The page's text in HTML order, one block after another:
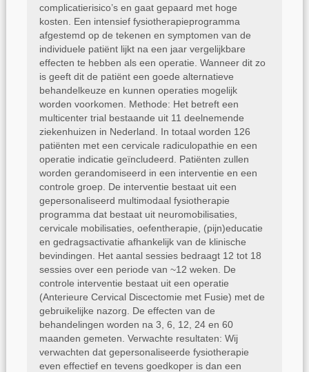
complicatierisico’s en gaat gepaard met hoge
kosten. Een intensief fysiotherapieprogramma
afgestemd op de tekenen en symptomen van de
individuele patiënt lijkt na een jaar vergelijkbare
effecten te hebben als een operatie. Wanneer dit zo
is geeft dit de patiënt een goede alternatieve
behandelkeuze en kunnen operaties mogelijk
worden voorkomen. Methode: Het betreft een
multicenter trial bestaande uit 11 deelnemende
ziekenhuizen in Nederland. In totaal worden 126
patiënten met een cervicale radiculopathie en een
operatie indicatie geïncludeerd. Patiënten zullen
worden gerandomiseerd in een interventie en een
controle groep. De interventie bestaat uit een
gepersonaliseerd multimodaal fysiotherapie
programma dat bestaat uit neuromobilisaties,
cervicale mobilisaties, oefentherapie, (pijn)educatie
en gedragsactivatie afhankelijk van de klinische
bevindingen. Het aantal sessies bedraagt 12 tot 18
sessies over een periode van ~12 weken. De
controle interventie bestaat uit een operatie
(Anterieure Cervical Discectomie met Fusie) met de
gebruikelijke nazorg. De effecten van de
behandelingen worden na 3, 6, 12, 24 en 60
maanden gemeten. Verwachte resultaten: Wij
verwachten dat gepersonaliseerde fysiotherapie
even effectief en tevens goedkoper is dan een